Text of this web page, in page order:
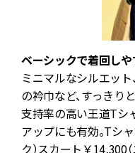
ベーシックで着回し
ミニマルなシルエット
の衿巾など、すっきり
支持率の高い王道Tシ
アップにも有効。Tシ
ク）スカート￥14,300